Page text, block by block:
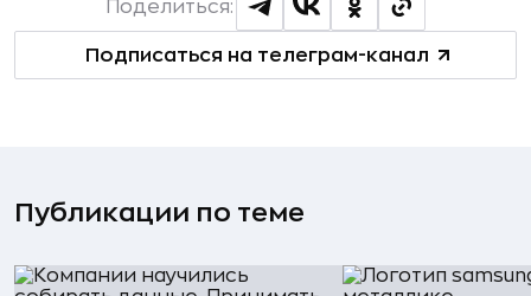
Подписаться на телеграм-канал
Поделиться:
Публикации по теме